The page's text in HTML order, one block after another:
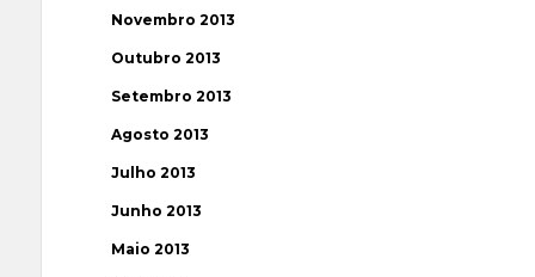
Novembro 2013
Outubro 2013
Setembro 2013
Agosto 2013
Julho 2013
Junho 2013
Maio 2013